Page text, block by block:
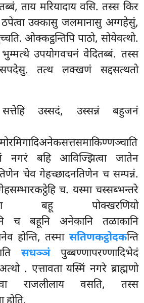
ताय मरियादाय वसि. तस्स किर
उक्कासु जलमानासु अग्गहेसुं,
ओक्कट्ठन्तिपि पाठो, सोयेवत्थो.
उपयोगवचनं वेदितब्बं. तस्स
तत्थ लक्खणं सद्दसत्थतो
उस्सदं, उस्सन्नं बहुजनं
नगरं बहि आविज्झित्वा जातेन
चेव गेहच्छादनतिणेन च सम्पन्नं.
च. यस्मा चस्सब्भन्तरे
बहू पोक्खरणियो
च बहूनि अनेकानि तळाकानि
होन्ति, तस्मा सतिणकट्ठोदकन्ति
सधञ्ञंपुब्बण्णापरण्णादिभेदं
. एत्तावता यस्मिं नगरे ब्राह्मणो
राजलीलाय वसति, तस्स